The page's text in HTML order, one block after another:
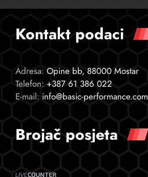
Kontakt podaci
Adresa:Opine bb, 88000 Mostar
Telefon: +387 61 386 022
E-mail: info@basic-performance.com
Brojač posjeta